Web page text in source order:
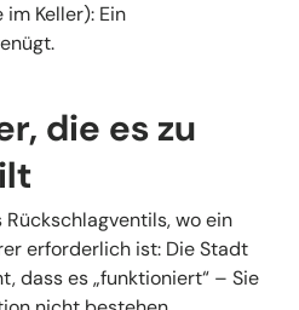
Keller): Ein
die es zu
wo ein
erforderlich ist: Die Stadt
dass es „funktioniert“ – Sie